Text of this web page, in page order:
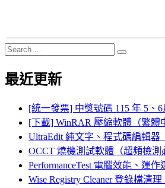
Search
for:
Search
最近更新
[統一發票] 中獎號碼 115 年 5、6
[下載] WinRAR 壓縮軟體（繁體
UltraEdit 純文字、程式碼編輯器
OCCT 燒機測試軟體（超頻檢測
PerformanceTest 電腦效能、運
Wise Registry Cleaner 登錄檔清